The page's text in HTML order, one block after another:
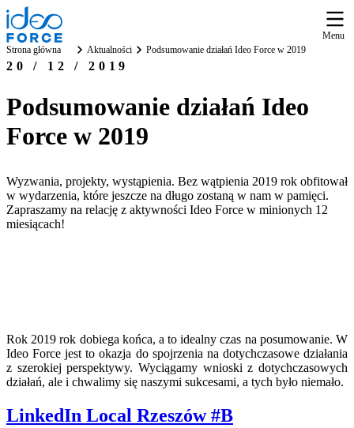
Menu
Strona główna
Aktualności Podsumowanie działań Ideo Force w 2019
20 / 12 / 2019
Podsumowanie działań Ideo
Force w 2019
Wyzwania, projekty, wystąpienia. Bez wątpienia 2019 rok obfitował
w wydarzenia, które jeszcze na długo zostaną w nam w pamięci.
Zapraszamy na relację z aktywności Ideo Force w minionych 12
miesiącach!
Rok 2019 rok dobiega końca, a to idealny czas na posumowanie. W
Ideo Force jest to okazja do spojrzenia na dotychczasowe działania
z szerokiej perspektywy. Wyciągamy wnioski z dotychczasowych
działań, ale i chwalimy się naszymi sukcesami, a tych było niemało.
LinkedIn Local Rzeszów #B